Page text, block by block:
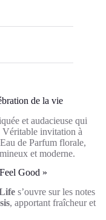
de la vie
et audacieuse qui
Véritable invitation à
de Parfum florale,
et moderne.
Good »
s’ouvre sur les notes
, apportant fraîcheur et